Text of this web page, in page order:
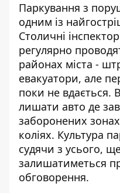
Паркування з
одним із
Столичні
регулярно
районах міста -
евакуатори, але
поки не вдається.
лишати авто де
заборонених
коліях. Культура
судячи з усього,
залишатиметься
обговорення.